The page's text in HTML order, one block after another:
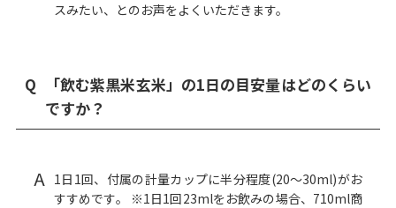
スみたい、とのお声をよくいただきます。
Q
「飲む紫黒米玄米」の1日の目安量はどのくらい
ですか？
A 1日1回、付属の計量カップに半分程度(20～30ml)がお
すすめです。 ※1日1回23mlをお飲みの場合、710ml商